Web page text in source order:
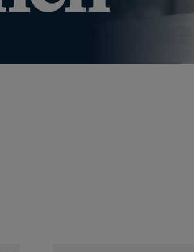
jederzeit zu.